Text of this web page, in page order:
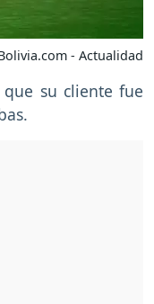
- Actualidad
su cliente fue